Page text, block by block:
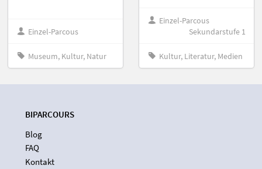
Einzel-Parcous
Museum, Kultur, Natur
Einzel-Parcous
Sekundarstufe 1
Kultur, Literatur, Medien
BIPARCOURS
Blog
FAQ
Kontakt